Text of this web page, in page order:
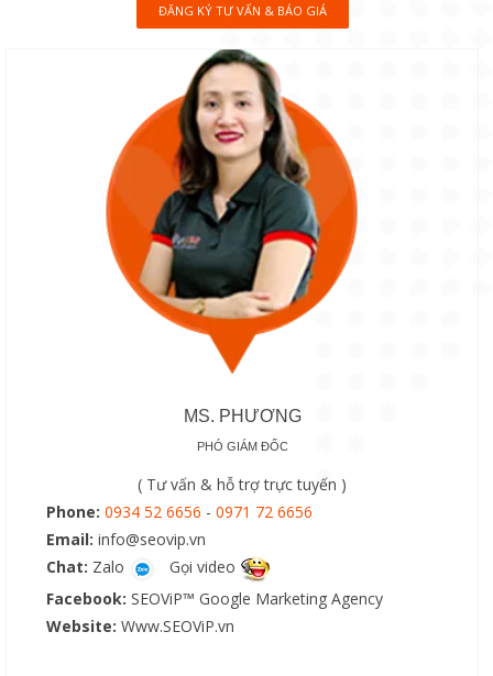
ĐĂNG KÝ TƯ VẤN & BÁO GIÁ
MS. PHƯƠNG
PHÓ GIÁM ĐỐC
( Tư vấn & hỗ trợ trực tuyến )
Phone: 0934 52 6656 - 0971 72 6656
Email: info@seovip.vn
Chat: Zalo
Gọi video
Facebook: SEOViP™ Google Marketing Agency
Website: Www.SEOViP.vn